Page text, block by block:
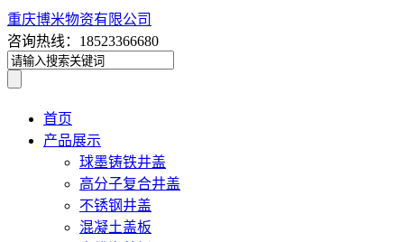
重庆博米物资有限公司
咨询热线：18523366680
首页
产品展示
球墨铸铁井盖
高分子复合井盖
不锈钢井盖
混凝土盖板